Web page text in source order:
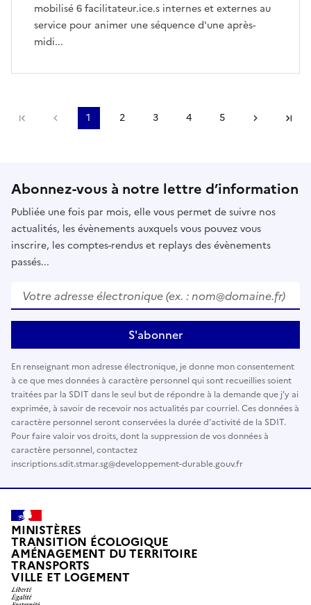
mobilisé 6 facilitateur.ice.s internes et externes au
service pour animer une séquence d'une après-
midi...
Première pagePage précédente
1 2 3 4 5 Page
Abonnez-vous à notre lettre d’information
Publiée une fois par mois, elle vous permet de suivre nos
actualités, les évènements auxquels vous pouvez vous
inscrire, les comptes-rendus et replays des évènements
passés...
Votre adresse électronique (ex. : nom@domaine.fr)*
S'abonner
En renseignant mon adresse électronique, je donne mon consentement
à ce que mes données à caractère personnel qui sont recueillies soient
traitées par la SDIT dans le seul but de répondre à la demande que j’y ai
exprimée, à savoir de recevoir nos actualités par courriel. Ces données à
caractère personnel seront conservées la durée d’activité de la SDIT.
Pour faire valoir vos droits, dont la suppression de vos données à
caractère personnel, contactez
inscriptions.sdit.stmar.sg@developpement-durable.gouv.fr
MINISTÈRES
TRANSITION ÉCOLOGIQUE
AMÉNAGEMENT DU TERRITOIRE
TRANSPORTS
VILLE ET LOGEMENT